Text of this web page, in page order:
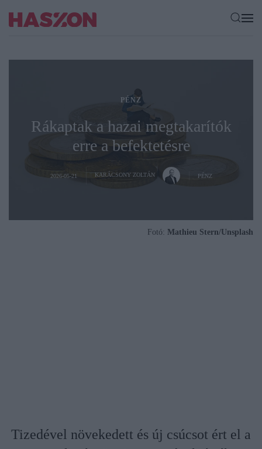
PÉNZ
Rákaptak a hazai megtakarítók
erre a befektetésre
2026-05-21 KARÁCSONY ZOLTÁN PÉNZ
Fotó: Mathieu Stern/Unsplash
Tizedével növekedett és új csúcsot ért el a